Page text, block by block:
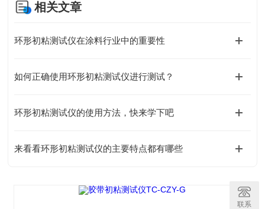
相关文章
环形初粘测试仪在涂料行业中的重要性
如何正确使用环形初粘测试仪进行测试？
环形初粘测试仪的使用方法，快来学下吧
来看看环形初粘测试仪的主要特点都有哪些
联系